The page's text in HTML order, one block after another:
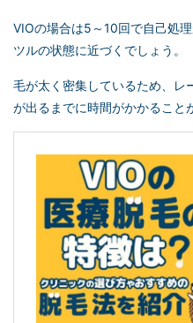
VIOの場合は5～10回で自己処
ツルの状態に近づくでしょう。
毛が太く密集しているため、レ
が出るまでに時間がかかること